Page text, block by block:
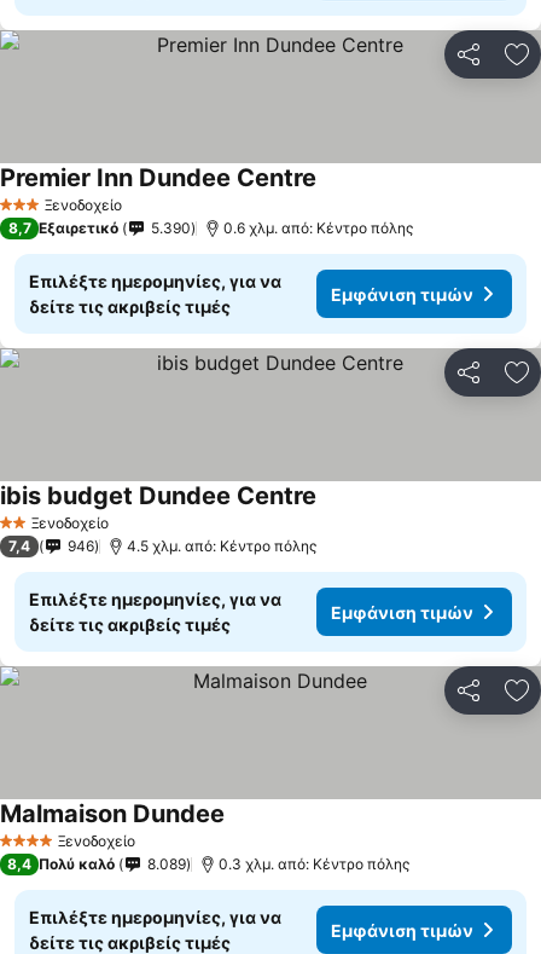
3 ΑστέριαΞενοδοχείο
Premier Inn Dundee Centre
8,7 Εξαιρετικό 5.390 0.6 χλμ. από: Κέντρο πόλης
Επιλέξτε ημερομηνίες, για να
δείτε τις ακριβείς τιμές
Εμφάνιση τιμών
2 ΑστέριαΞενοδοχείο
ibis budget Dundee Centre
7,4 946 4.5 χλμ. από: Κέντρο πόλης
Επιλέξτε ημερομηνίες, για να
δείτε τις ακριβείς τιμές
Εμφάνιση τιμών
4 ΑστέριαΞενοδοχείο
Malmaison Dundee
8,4 Πολύ καλό 8.089 0.3 χλμ. από: Κέντρο πόλης
Επιλέξτε ημερομηνίες, για να
δείτε τις ακριβείς τιμές
Εμφάνιση τιμών